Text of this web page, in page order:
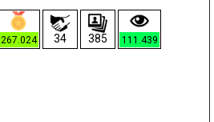
267.024 34 385 111.439